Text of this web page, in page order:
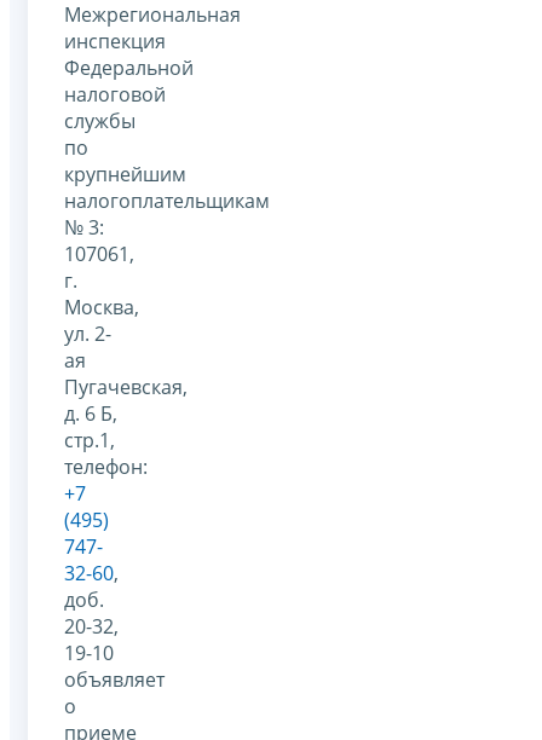
Межрегиональная
инспекция
Федеральной
налоговой
службы
по
крупнейшим
налогоплательщикам
№ 3:
107061,
г.
Москва,
ул. 2-
ая
Пугачевская,
д. 6 Б,
стр.1,
телефон:
+7
(495)
747-
32-60,
доб.
20-32,
19-10
объявляет
о
приеме